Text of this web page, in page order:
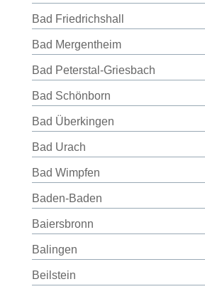
Bad Friedrichshall
Bad Mergentheim
Bad Peterstal-Griesbach
Bad Schönborn
Bad Überkingen
Bad Urach
Bad Wimpfen
Baden-Baden
Baiersbronn
Balingen
Beilstein